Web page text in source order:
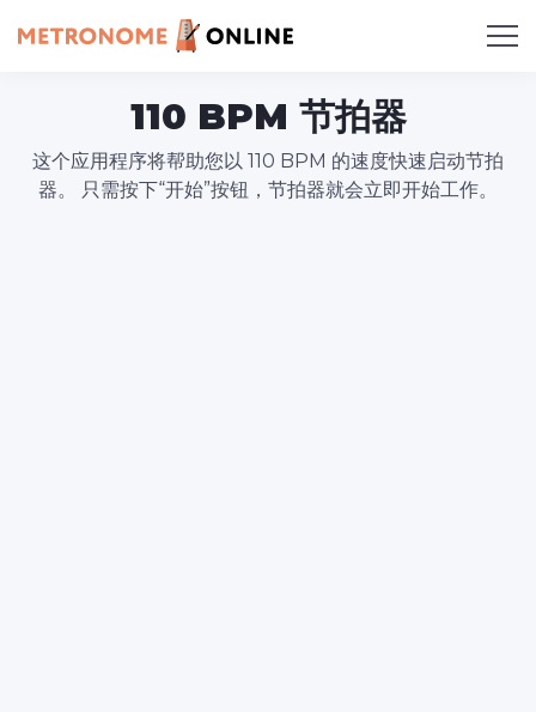
110 BPM 节拍器
这个应用程序将帮助您以 110 BPM 的速度快速启动节拍
器。 只需按下“开始”按钮，节拍器就会立即开始工作。